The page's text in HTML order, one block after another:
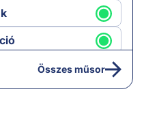
Összes műsor